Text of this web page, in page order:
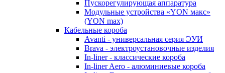
Пускорегулирующая аппаратура
Модульные устройства «YON макс»
(YON max)
Кабельные короба
Avanti - универсальная серия ЭУИ
Brava - электроустановочные изделия
In-liner - классические короба
In-liner Aero - алюминиевые короба